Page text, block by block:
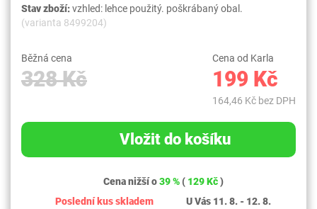
Stav zboží:vzhled: lehce použitý. poškrábaný obal.
(varianta 8499204)
Běžná cena
328 Kč
Cena od Karla
199 Kč
164,46 Kč bez DPH
Vložit do košíku
Cena nižší o39 %(129 Kč)
Poslední kus skladem
U Vás 11. 8. - 12. 8.